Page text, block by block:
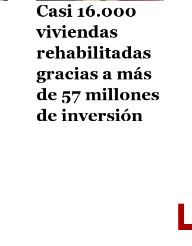
Casi 16.000
viviendas
rehabilitadas
gracias a más
de 57 millones
de inversión